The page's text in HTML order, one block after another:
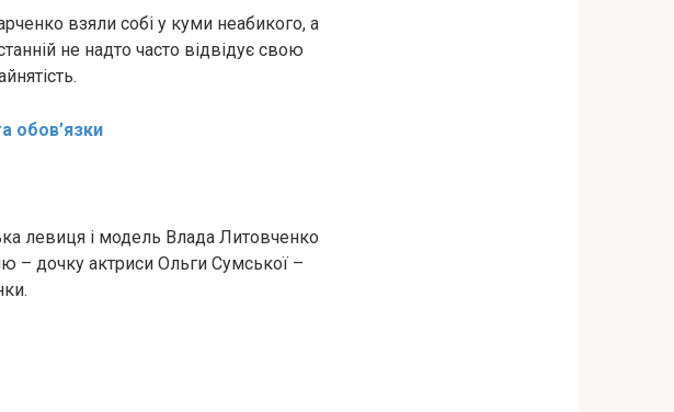
взяли собі у куми неабикого, а
не надто часто відвідує свою
обов’язки
левиця і модель Влада Литовченко
дочку актриси Ольги Сумської –